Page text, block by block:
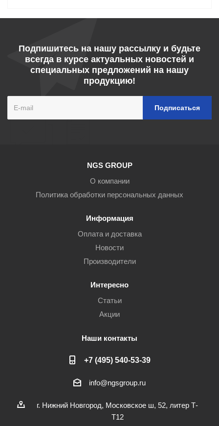
Подпишитесь на нашу рассылку и будьте
всегда в курсе актуальных новостей и
специальных предложений на нашу
продукцию!
NGS GROUP
О компании
Политика обработки персональных данных
Информация
Оплата и доставка
Новости
Производители
Интересно
Статьи
Акции
Наши контакты
+7 (495) 540-53-39
info@ngsgroup.ru
г. Нижний Новгород, Московское ш, 52, литер Т-
Т12